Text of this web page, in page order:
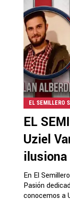
EL SEMILLERO
EL
Uziel
En El
Pasión
conocemos a